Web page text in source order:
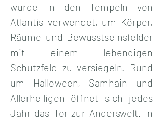
wurde in den Tempeln von
Atlantis verwendet, um Körper,
Räume und Bewusstseinsfelder
mit einem lebendigen
Schutzfeld zu versiegeln. Rund
um Halloween, Samhain und
Allerheiligen öffnet sich jedes
Jahr das Tor zur Anderswelt. In